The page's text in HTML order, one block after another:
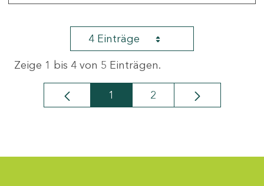
4 Einträge
Zeige 1 bis 4 von 5 Einträgen.
Seite
1 Seite
2